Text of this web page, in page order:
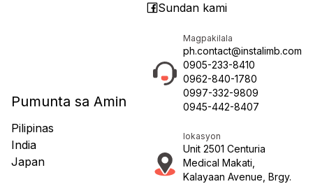
Pumunta sa Amin
Pilipinas
India
Japan
Sundan kami
Magpakilala
ph.contact@instalimb.com
0905-233-8410
0962-840-1780
0997-332-9809
0945-442-8407
lokasyon
Unit 2501 Centuria
Medical Makati,
Kalayaan Avenue, Brgy.